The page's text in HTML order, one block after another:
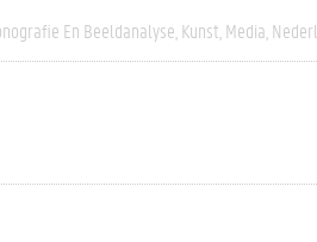
En Beeldanalyse Kunst Media